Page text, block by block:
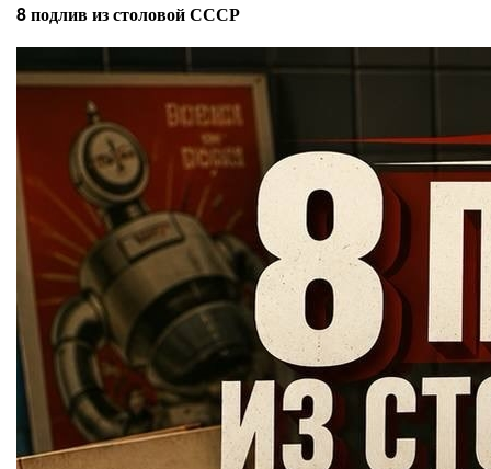
8 подлив из столовой СССР